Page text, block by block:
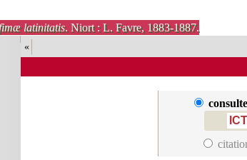
latinitatis. Niort : L. Favre, 1883-1887.
«